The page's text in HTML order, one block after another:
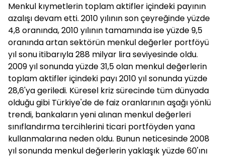
Menkul kıymetlerin toplam aktifler içindeki payının
azalışı devam etti. 2010 yılının son çeyreğinde yüzde
4,8 oranında, 2010 yılının tamamında ise yüzde 9,5
oranında artan sektörün menkul değerler portföyü
yıl sonu itibarıyla 288 milyar lira seviyesinde oldu.
2009 yıl sonunda yüzde 31,5 olan menkul değerlerin
toplam aktifler içindeki payı 2010 yıl sonunda yüzde
28,6'ya geriledi. Küresel kriz sürecinde tüm dünyada
olduğu gibi Türkiye'de de faiz oranlarının aşağı yönlü
trendi, bankaların yeni alınan menkul değerleri
sınıflandırma tercihlerini ticari portföyden yana
kullanmalarına neden oldu. Bunun neticesinde 2008
yıl sonunda menkul değerlerin yaklaşık yüzde 60'ını